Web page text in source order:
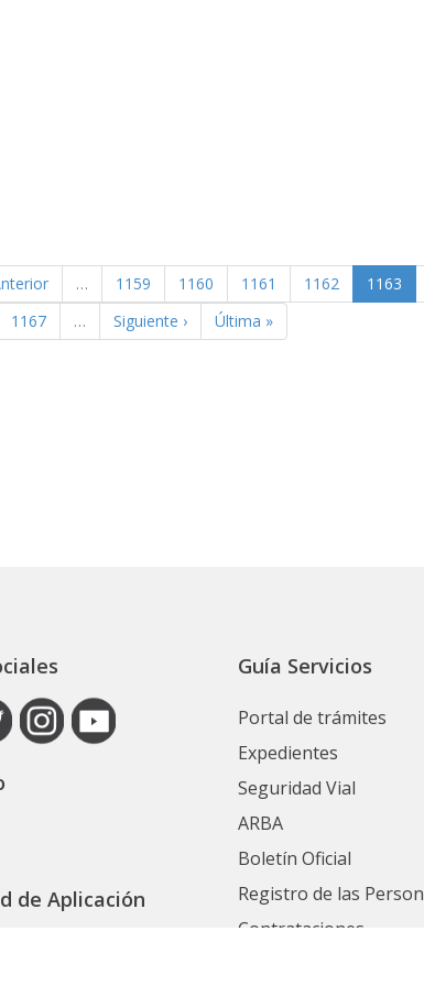
… 1159 1160 1161 1162
1163
1167 … Siguiente › Última »
de Aplicación
Guía Servicios
Portal de trámites
Expedientes
Seguridad Vial
ARBA
Boletín Oficial
Registro de las
Contrataciones